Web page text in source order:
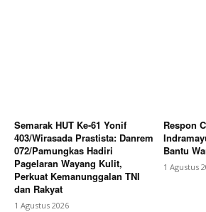
Semarak HUT Ke-61 Yonif
403/Wirasada Prastista: Danrem
072/Pamungkas Hadiri
Pagelaran Wayang Kulit,
Perkuat Kemanunggalan TNI
dan Rakyat
1 Agustus 2026
Respon
Bantu
1 Agustus